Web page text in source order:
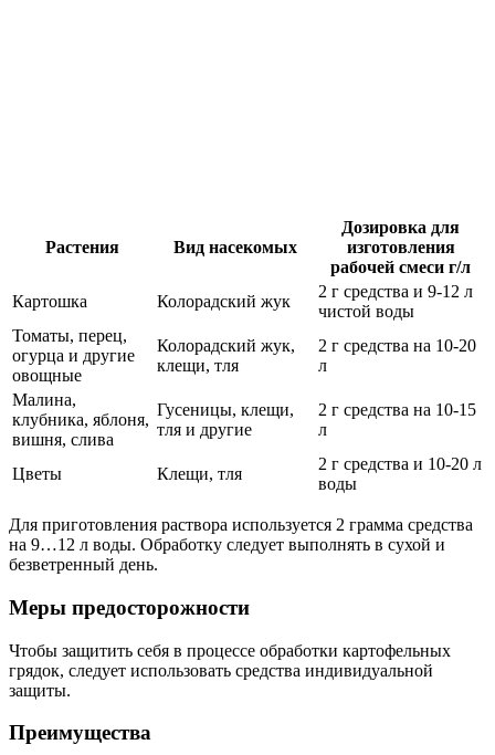
Растения Вид насекомых
Дозировка для
изготовления
рабочей смеси г/л
Картошка
Колорадский жук
2 г средства и 9-12 л
чистой воды
Томаты, перец,
огурца и другие
овощные
Колорадский жук,
клещи, тля
2 г средства на 10-20
л
Малина,
клубника, яблоня,
вишня, слива
Гусеницы, клещи,
тля и другие
2 г средства на 10-15
л
Цветы Клещи, тля
2 г средства и 10-20 л
воды
Для приготовления раствора используется 2 грамма средства
на 9…12 л воды. Обработку следует выполнять в сухой и
безветренный день.
Меры предосторожности
Чтобы защитить себя в процессе обработки картофельных
грядок, следует использовать средства индивидуальной
защиты.
Преимущества